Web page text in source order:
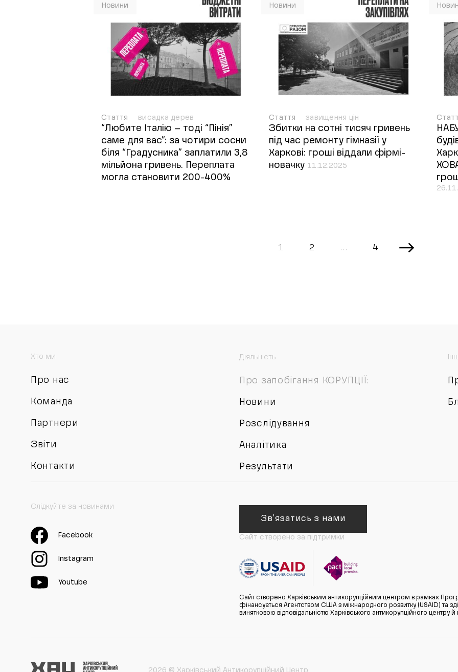
Новини
Стаття висадка дерев
“Любите Італію – тоді “Пінія”
саме для вас”: за чотири cосни
біля “Градусника” заплатили 3,8
мільйона гривень. Переплата
могла становити 200-400%
Новини
Стаття завищення цін
Збитки на сотні тисяч гривень
під час ремонту гімназії у
Харкові: гроші віддали фірмі-
новачку 11.12.2025
ХОВА
1 2 … 4
Хто ми
Про нас
Команда
Партнери
Звіти
Контакти
Діяльність
Про запобігання КОРУПЦІЇ:
Новини
Розслідування
Аналітика
Результати
Слідкуйте за новинами
Facebook
Instagram
Youtube
Зв'язатись з нами
Сайт створено за підтримки
Сайт створено Харківським антикорупційним центром в рамках
фінансується Агентством США з міжнародного розвитку (USAID) та
винятковою відповідальністю Харківського антикорупційного
2026 © Харківський Антикорупційний Центр